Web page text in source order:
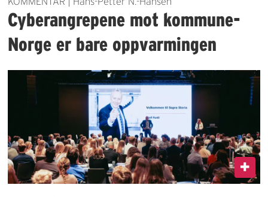
Cyberangrepene mot kommune-
Norge er bare oppvarmingen